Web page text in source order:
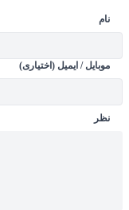
نام
موبایل / ایمیل (اختیاری)
نظر